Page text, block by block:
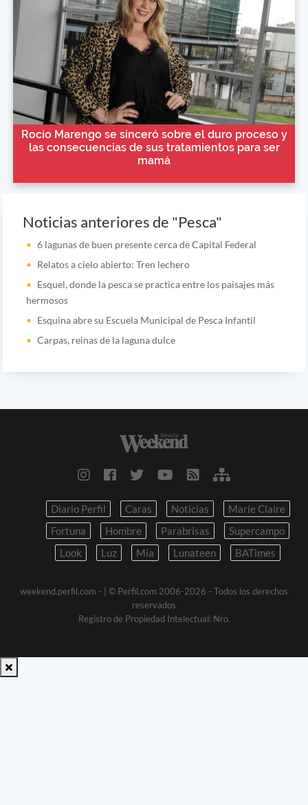
Rocío Marengo se sinceró sobre el duro proceso y
las consecuencias de sus tratamientos para ser
mamá
Noticias anteriores de "Pesca"
6 lagunas de buen presente cerca de Capital Federal
Relatos a cielo abierto: Tren lechero
Esquel, donde la pesca se practica entre los paisajes más
hermosos
Esquina abre su Escuela Municipal de Pesca Infantil
Carpas, reinas de la laguna dulce
Diario Perfil Caras Noticias
Marie Claire
Fortuna
Hombre Parabrisas
Supercampo
Look
Luz Mia Lunateen BATimes
weekend.perfil.com - | © Perfil.com 2006-2026 - Todos los derechos
reservados
Registro de Propiedad Intelectual: Nro.